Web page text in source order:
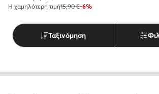
Η χαμηλότερη τιμή15,90 €-6%
Ταξινόμηση